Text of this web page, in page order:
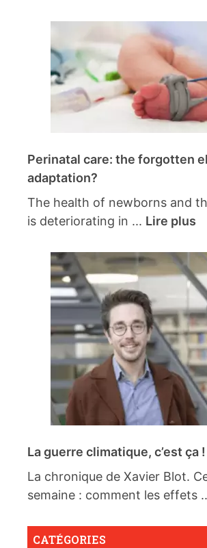
Perinatal care: the forgotten
adaptation?
The health of newborns and
is deteriorating in ... Lire plus
La guerre climatique, c’est ça !
La chronique de Xavier Blot.
semaine : comment les effets
CATÉGORIES